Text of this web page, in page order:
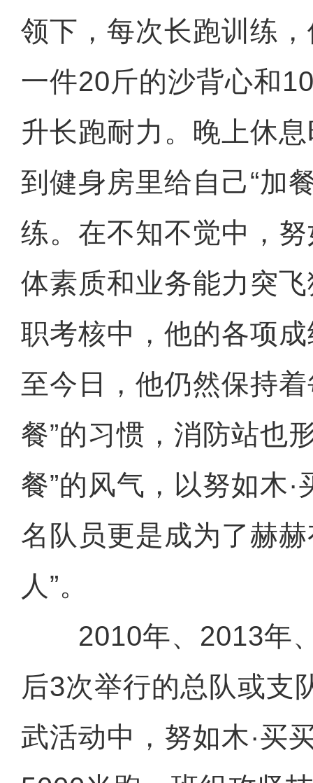
领下，每次长跑训练
一件20斤的沙背心和
升长跑耐力。晚上休
到健身房里给自己“加
练。在不知不觉中，
体素质和业务能力突
职考核中，他的各项
至今日，他仍然保持
餐”的习惯，消防站也
餐”的风气，以努如木
名队员更是成为了赫
人”。
2010年、2013年
后3次举行的总队或支
武活动中，努如木·买